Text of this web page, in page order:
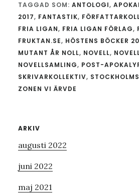
TAGGAD SOM: ANTOLOGI,
2017, FANTASTIK,
FRIA LIGAN, FRIA LIGAN FÖRLAG,
FRUKTAN.SE, HÖSTENS BÖCKER
MUTANT ÅR NOLL, NOVELL,
NOVELLSAMLING, POST-
SKRIVARKOLLEKTIV,
ZONEN VI ÄRVDE
Primärt
sidofält
ARKIV
augusti 2022
juni 2022
maj 2021